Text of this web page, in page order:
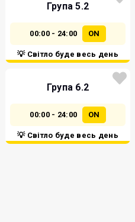
Група 5.2
00:00 - 24:00 ON
💡 Світло буде весь день
Група 6.2
00:00 - 24:00 ON
💡 Світло буде весь день